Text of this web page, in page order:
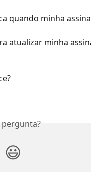
quando minha
atualizar minha
pergunta?
😃